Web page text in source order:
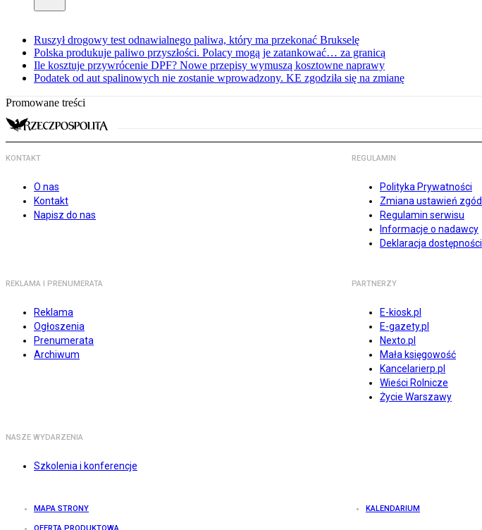
Ruszył drogowy test odnawialnego paliwa, który ma przekonać Brukselę
Polska produkuje paliwo przyszłości. Polacy mogą je zatankować… za granicą
Ile kosztuje przywrócenie DPF? Nowe przepisy wymuszą kosztowne naprawy
Podatek od aut spalinowych nie zostanie wprowadzony. KE zgodziła się na zmianę
Promowane treści
KONTAKT
O nas
Kontakt
Napisz do nas
REGULAMIN
Polityka Prywatności
Zmiana ustawień zgód
Regulamin serwisu
Informacje o nadawcy
Deklaracja dostępności
REKLAMA I PRENUMERATA
Reklama
Ogłoszenia
Prenumerata
Archiwum
PARTNERZY
E-kiosk.pl
E-gazety.pl
Nexto.pl
Mała księgowość
Kancelarierp.pl
Wieści Rolnicze
Życie Warszawy
NASZE WYDARZENIA
Szkolenia i konferencje
MAPA STRONY KALENDARIUM